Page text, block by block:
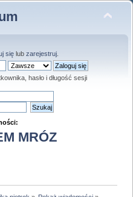
sięlub zarejestruj.
hasło i długość sesji
MRÓZ